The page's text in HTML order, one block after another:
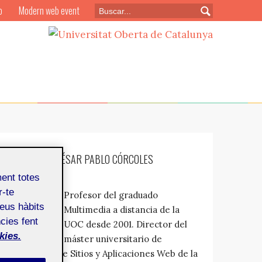
¿QUIÉN ES: CÉSAR PABLO CÓRCOLES
BRIONGOS?
Profesor del graduado
Multimedia a distancia de la
UOC desde 2001. Director del
máster universitario de
Desarrollo de Sitios y Aplicaciones Web de la
Modern web event
totes
te
hàbits
fent